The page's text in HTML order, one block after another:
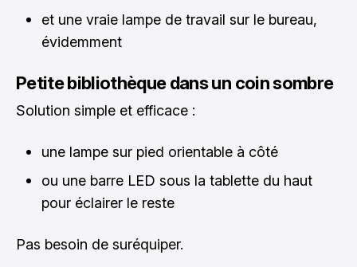
et une vraie lampe de travail sur le bureau,
évidemment
Petite bibliothèque dans un coin sombre
Solution simple et efficace :
une lampe sur pied orientable à côté
ou une barre LED sous la tablette du haut
pour éclairer le reste
Pas besoin de suréquiper.